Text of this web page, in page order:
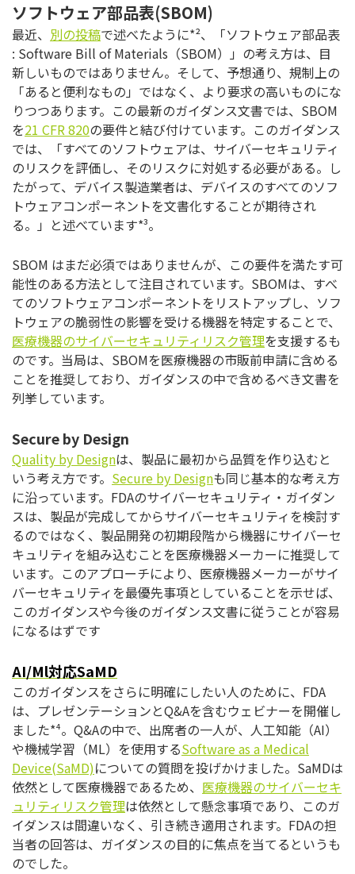
ソフトウェア部品表(SBOM)
最近、 別の投稿で述べたように*²、「ソフトウェア部品表
: Software Bill of Materials（SBOM）」の考え方は、目
新しいものではありません。そして、予想通り、規制上の
「あると便利なもの」ではなく、より要求の高いものにな
りつつあります。この最新のガイダンス文書では、SBOM
を21 CFR 820の要件と結び付けています。このガイダンス
では、「すべてのソフトウェアは、サイバーセキュリティ
のリスクを評価し、そのリスクに対処する必要がある。し
たがって、デバイス製造業者は、デバイスのすべてのソフ
トウェアコンポーネントを文書化することが期待され
る。」と述べています*³。
SBOM はまだ必須ではありませんが、この要件を満たす可
能性のある方法として注目されています。SBOMは、すべ
てのソフトウェアコンポーネントをリストアップし、ソフ
トウェアの脆弱性の影響を受ける機器を特定することで、
医療機器のサイバーセキュリティリスク管理を支援するも
のです。当局は、SBOMを医療機器の市販前申請に含める
ことを推奨しており、ガイダンスの中で含めるべき文書を
列挙しています。
Secure by Design
Quality by Designは、製品に最初から品質を作り込むと
いう考え方です。 Secure by Designも同じ基本的な考え方
に沿っています。FDAのサイバーセキュリティ・ガイダン
スは、製品が完成してからサイバーセキュリティを検討す
るのではなく、製品開発の初期段階から機器にサイバーセ
キュリティを組み込むことを医療機器メーカーに推奨して
います。このアプローチにより、医療機器メーカーがサイ
バーセキュリティを最優先事項としていることを示せば、
このガイダンスや今後のガイダンス文書に従うことが容易
になるはずです
AI/Ml対応SaMD
このガイダンスをさらに明確にしたい人のために、FDA
は、プレゼンテーションとQ&Aを含むウェビナーを開催し
ました*⁴。Q&Aの中で、出席者の一人が、人工知能（AI）
や機械学習（ML）を使用するSoftware as a Medical
Device(SaMD)についての質問を投げかけました。SaMDは
依然として医療機器であるため、 医療機器のサイバーセキ
ュリティリスク管理は依然として懸念事項であり、このガ
イダンスは間違いなく、引き続き適用されます。FDAの担
当者の回答は、ガイダンスの目的に焦点を当てるというも
のでした。